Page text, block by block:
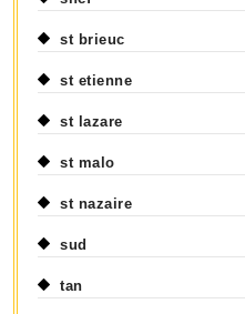
st brieuc
st etienne
st lazare
st malo
st nazaire
sud
tan